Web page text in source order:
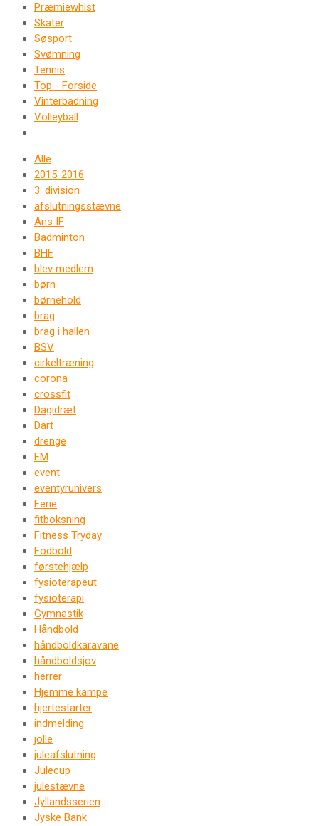
Præmiewhist
Skater
Søsport
Svømning
Tennis
Top - Forside
Vinterbadning
Volleyball
Alle
2015-2016
3. division
afslutningsstævne
Ans IF
Badminton
BHF
blev medlem
børn
børnehold
brag
brag i hallen
BSV
cirkeltræning
corona
crossfit
Dagidræt
Dart
drenge
EM
event
eventyrunivers
Ferie
fitboksning
Fitness Tryday
Fodbold
førstehjælp
fysioterapeut
fysioterapi
Gymnastik
Håndbold
håndboldkaravane
håndboldsjov
herrer
Hjemme kampe
hjertestarter
indmelding
jolle
juleafslutning
Julecup
julestævne
Jyllandsserien
Jyske Bank